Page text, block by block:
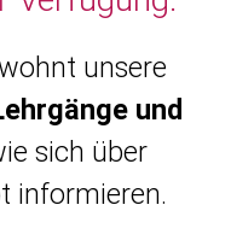
unsere
und
sich über
informieren.